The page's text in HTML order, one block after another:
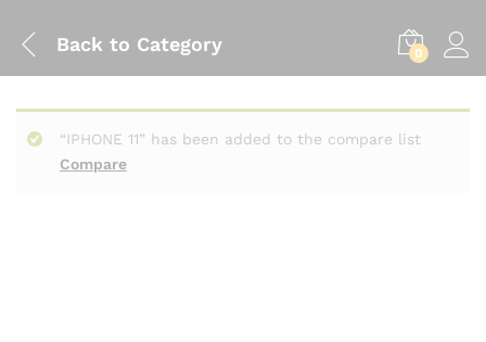
Back to Category 0
Compare
“IPHONE 11” has been added to the compare list